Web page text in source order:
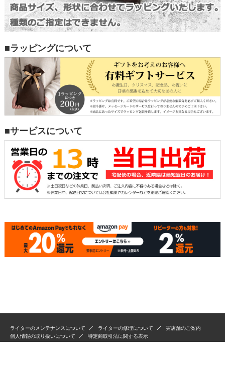
■ラッピングについて
■サービスについて
ライターのメンテナンスについて ライターの修理について
実店舗のご案内
個人情報の取り扱いについて
特定商取引法に関する表示